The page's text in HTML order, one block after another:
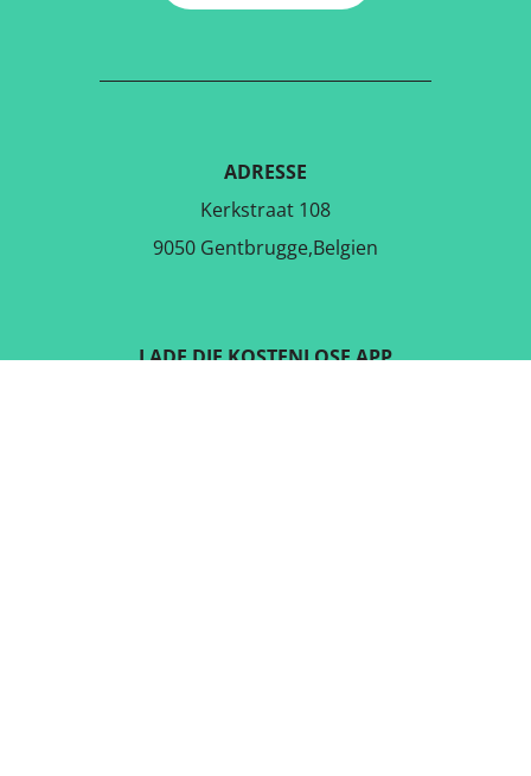
ADRESSE
Kerkstraat 108
9050 Gentbrugge,Belgien
LADE DIE KOSTENLOSE APP